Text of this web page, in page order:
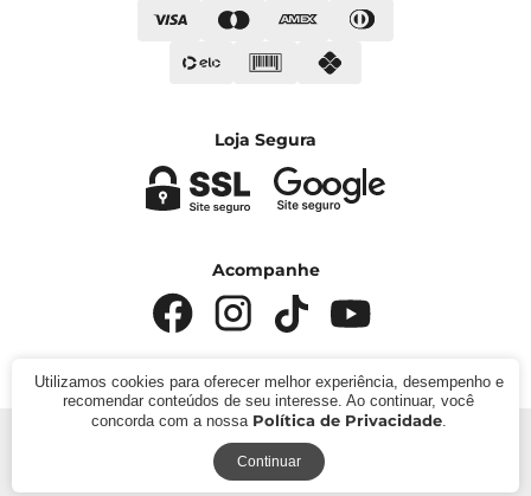
Loja Segura
Acompanhe
direitos reservados.
Utilizamos cookies para oferecer melhor experiência, desempenho e
recomendar conteúdos de seu interesse. Ao continuar, você
concorda com a nossa Política de Privacidade.
Continuar